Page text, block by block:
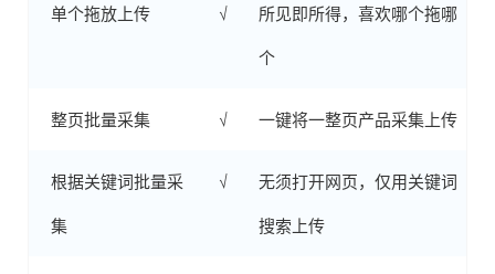
单个拖放上传 √
所见即所得，喜欢哪个拖哪
个
整页批量采集 √ 一键将一整页产品采集上传
根据关键词批量采
集
√
无须打开网页，仅用关键词
搜索上传